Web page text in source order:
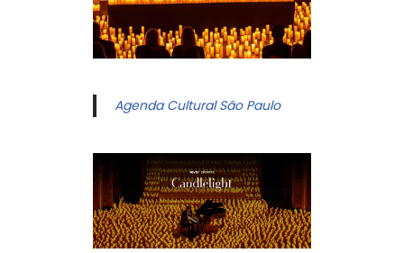
Agenda Cultural São Paulo